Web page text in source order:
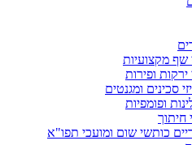
שף מקצועיות
ירקות ופירות
סכינים ומגנטים
ופומפיות
חיתוך
כותשי שום ומועכי תפו"א